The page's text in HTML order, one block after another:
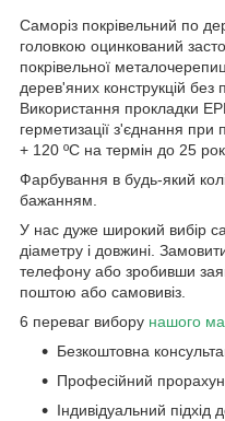
Саморіз покрівельний по
головкою оцинкований
покрівельної
дерев'яних конструкцій без
Використання прокладки
герметизації з'єднання
+ 120 ºC на термін до 25
Фарбування в будь-який
бажанням.
У нас дуже широкий вибір
діаметру і довжині.
телефону або зробивши
поштою або самовивіз.
6 переваг вибору нашого
Безкоштовна
Професійний
Індивідуальний підхід